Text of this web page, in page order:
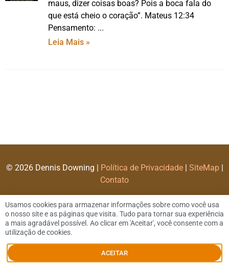
maus, dizer coisas boas? Pois a boca fala do
que está cheio o coração”. Mateus 12:34
Pensamento:
Leia Mais »
© 2026 Dennis Downing | Política de Privacidade| SiteMap|
Contato
Usamos cookies para armazenar informações sobre como você usa
o nosso site e as páginas que visita. Tudo para tornar sua experiência
a mais agradável possível. Ao clicar em 'Aceitar', você consente com a
utilização de cookies.
ACEITAR